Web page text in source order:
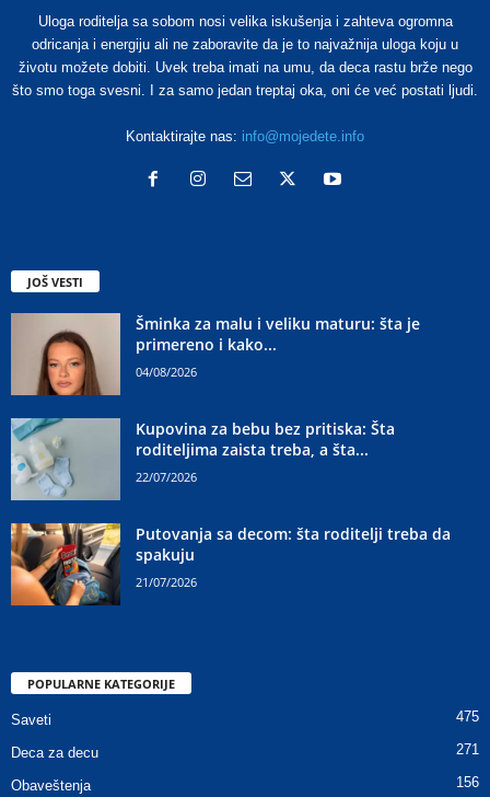
Uloga roditelja sa sobom nosi velika iskušenja i zahteva ogromna
odricanja i energiju ali ne zaboravite da je to najvažnija uloga koju u
životu možete dobiti. Uvek treba imati na umu, da deca rastu brže nego
što smo toga svesni. I za samo jedan treptaj oka, oni će već postati ljudi.
Kontaktirajte nas: info@mojedete.info
JOŠ VESTI
Šminka za malu i veliku maturu: šta je
primereno i kako...
04/08/2026
Kupovina za bebu bez pritiska: Šta
roditeljima zaista treba, a šta...
22/07/2026
Putovanja sa decom: šta roditelji treba da
spakuju
21/07/2026
POPULARNE KATEGORIJE
Saveti 475
Deca za decu 271
Obaveštenja 156